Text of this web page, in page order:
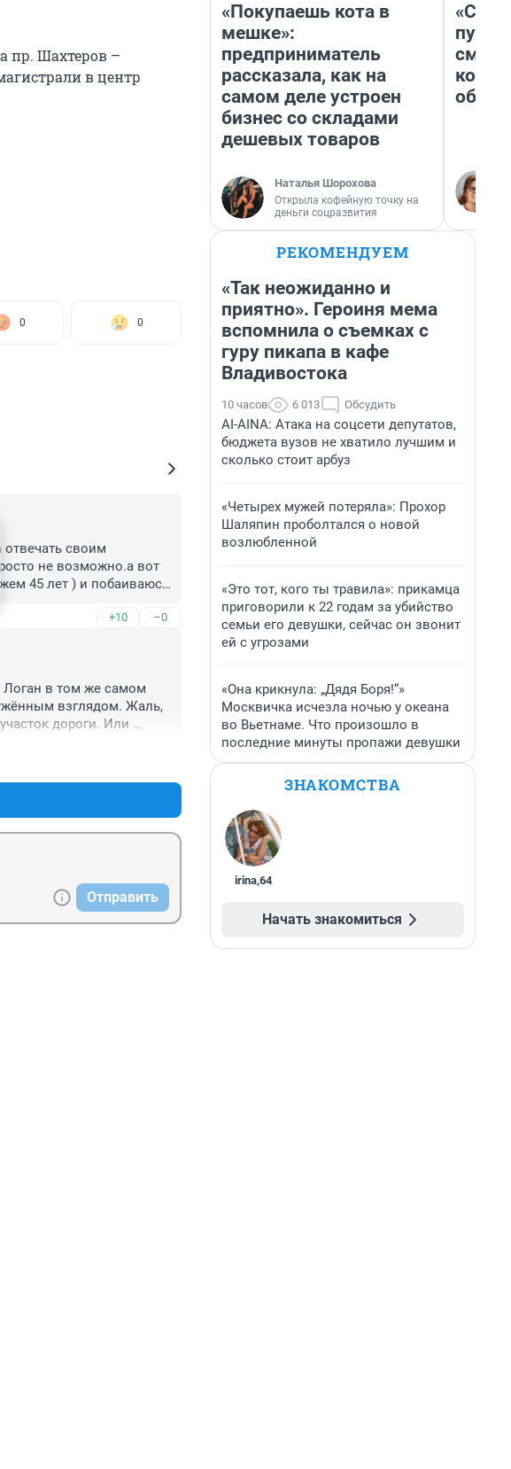
пр. Шахтеров –
в центр
0 0
своим
не возможно.а вот
45 лет ) и побаиваюсь
службы деньги
накажут рублем +10 –0
Логан в том же самом
взглядом. Жаль,
дороги. Или
Отправить
«Покупаешь кота в
мешке»:
предприниматель
рассказала, как на
самом деле устроен
бизнес со складами
дешевых товаров
Наталья Шорохова
Открыла кофейную точку на
деньги соцразвития
РЕКОМЕНДУЕМ
«Так неожиданно и
приятно». Героиня мема
вспомнила о съемках с
гуру пикапа в кафе
Владивостока
10 часов 6 013 Обсудить
AI-AINA: Атака на соцсети депутатов,
бюджета вузов не хватило лучшим и
сколько стоит арбуз
«Четырех мужей потеряла»: Прохор
Шаляпин проболтался о новой
возлюбленной
«Это тот, кого ты травила»: прикамца
приговорили к 22 годам за убийство
семьи его девушки, сейчас он звонит
ей с угрозами
«Она крикнула: „Дядя Боря!“»
Москвичка исчезла ночью у океана
во Вьетнаме. Что произошло в
последние минуты пропажи девушки
ЗНАКОМСТВА
irina,64
Начать знакомиться